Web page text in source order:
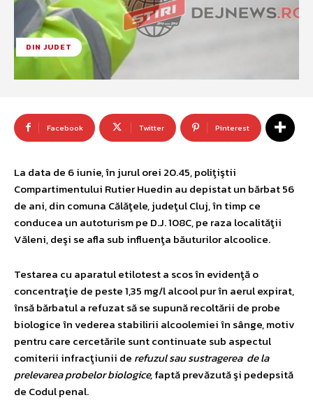
DIN JUDET
Facebook Twitter Pinterest
La data de 6 iunie, în jurul orei 20.45, poliţiştii
Compartimentului Rutier Huedin au depistat un bărbat 56
de ani, din comuna Călăţele, judeţul Cluj, în timp ce
conducea un autoturism pe D.J. 108C, pe raza localităţii
Văleni, deşi se afla sub influenţa băuturilor alcoolice.
Testarea cu aparatul etilotest a scos în evidenţă o
concentraţie de peste 1,35 mg/l alcool pur în aerul expirat,
însă bărbatul a refuzat să se supună recoltării de probe
biologice în vederea stabilirii alcoolemiei în sânge, motiv
pentru care cercetările sunt continuate sub aspectul
comiterii infracţiunii de refuzul sau sustragerea de la
prelevarea probelor biologice,faptă prevăzută şi pedepsită
de Codul penal.